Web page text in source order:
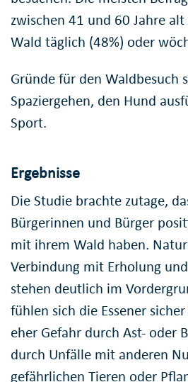
zwischen 41 und 60 Jahre
Wald täglich (48%) oder
Gründe für den Waldbesuch
Spaziergehen, den Hund
Sport.
Ergebnisse
Die Studie brachte zutage,
Bürgerinnen und Bürger
mit ihrem Wald haben.
Verbindung mit Erholung
stehen deutlich im
fühlen sich die Essener
eher Gefahr durch Ast- oder
durch Unfälle mit anderen
gefährlichen Tieren oder